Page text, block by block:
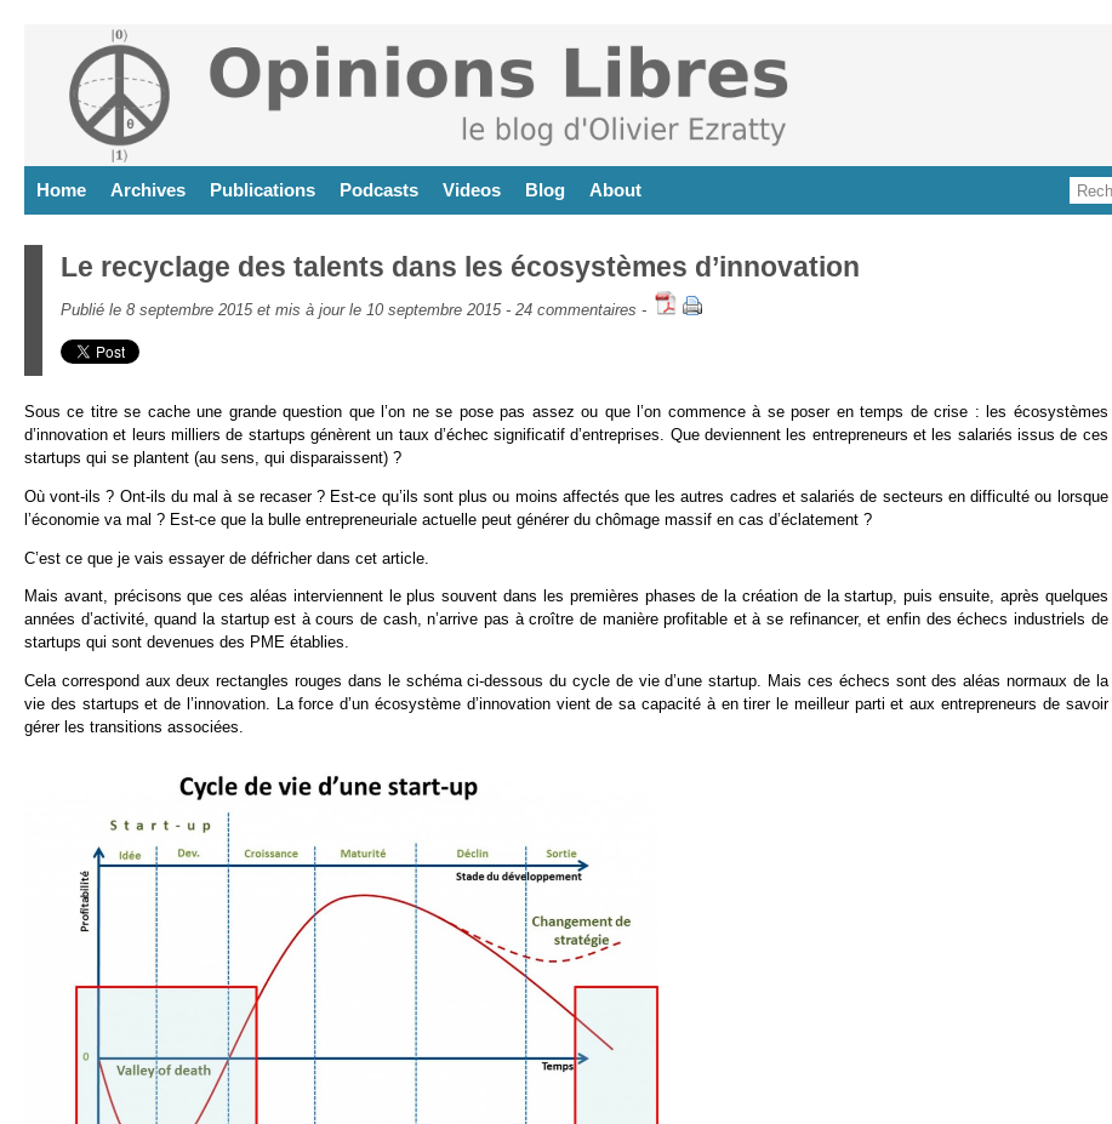
Home Archives Publications Podcasts Videos Blog About
Le recyclage des talents dans les écosystèmes d’innovation
Publié le 8 septembre 2015 et mis à jour le 10 septembre 2015 - 24 commentaires -
Sous ce titre se cache une grande question que l’on ne se pose pas assez ou que l’on commence à se poser en temps de crise : les écosystèmes
d’innovation et leurs milliers de startups génèrent un taux d’échec significatif d’entreprises. Que deviennent les entrepreneurs et les salariés issus de ces
startups qui se plantent (au sens, qui disparaissent) ?
Où vont-ils ? Ont-ils du mal à se recaser ? Est-ce qu’ils sont plus ou moins affectés que les autres cadres et salariés de secteurs en difficulté ou lorsque
l’économie va mal ? Est-ce que la bulle entrepreneuriale actuelle peut générer du chômage massif en cas d’éclatement ?
C’est ce que je vais essayer de défricher dans cet article.
Mais avant, précisons que ces aléas interviennent le plus souvent dans les premières phases de la création de la startup, puis ensuite, après quelques
années d’activité, quand la startup est à cours de cash, n’arrive pas à croître de manière profitable et à se refinancer, et enfin des échecs industriels de
startups qui sont devenues des PME établies.
Cela correspond aux deux rectangles rouges dans le schéma ci-dessous du cycle de vie d’une startup. Mais ces échecs sont des aléas normaux de la
vie des startups et de l’innovation. La force d’un écosystème d’innovation vient de sa capacité à en tirer le meilleur parti et aux entrepreneurs de savoir
gérer les transitions associées.